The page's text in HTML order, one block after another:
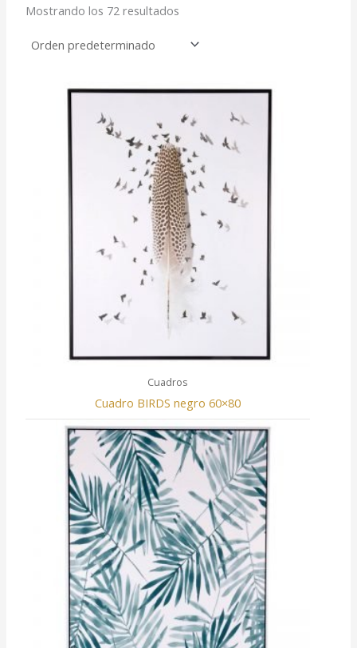
Mostrando los 72 resultados
Cuadros
Cuadro BIRDS negro 60×80